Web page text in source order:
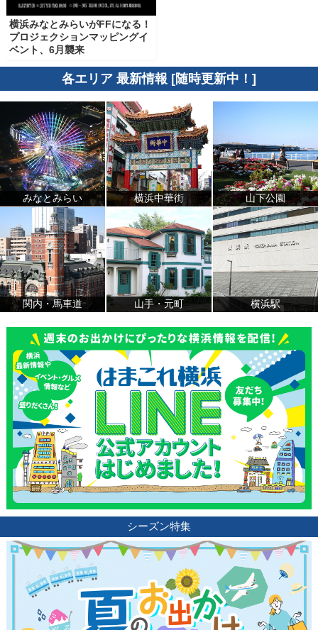
横浜みなとみらいがFFになる！
プロジェクションマッピングイ
ベント、6月襲来
各エリア 最新情報 [随時更新中！]
みなとみらい 横浜中華街 山下公園
関内・馬車道 山手・元町 横浜駅
シーズン特集